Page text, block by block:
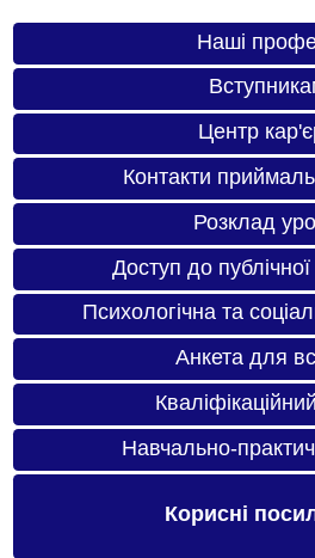
Наші
Центр
Контакти
Розклад
Доступ до публічної
Психологічна та
Анкета для
Навчально-
Корисні